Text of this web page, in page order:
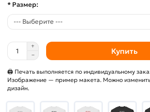
* Размер:
Купить
🖨 Печать выполняется по индивидуальному
Изображение — пример макета. Можно изменить
дизайн.